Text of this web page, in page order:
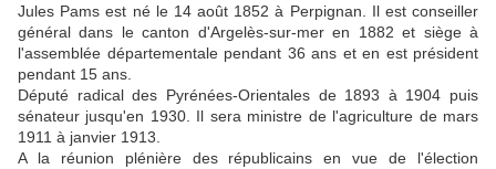
Jules Pams est né le 14 août 1852 à Perpignan. Il est conseiller
général dans le canton d'Argelès-sur-mer en 1882 et siège à
l'assemblée départementale pendant 36 ans et en est président
pendant 15 ans.
Député radical des Pyrénées-Orientales de 1893 à 1904 puis
sénateur jusqu'en 1930. Il sera ministre de l'agriculture de mars
1911 à janvier 1913.
A la réunion plénière des républicains en vue de l'élection